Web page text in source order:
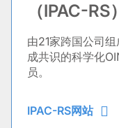
（IPAC-RS）
由21家跨国公司
成共识的科学化
员。
IPAC-RS网站